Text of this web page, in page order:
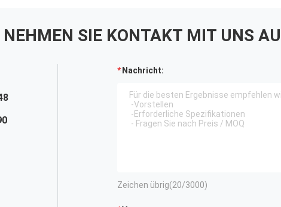
NEHMEN SIE KONTAKT MIT UNS
Nachricht:
Zeichen übrig(20/3000)